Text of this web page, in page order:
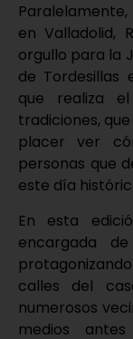
en Valladolid,
orgullo para la
de Tordesillas
que realiza
tradiciones,
placer ver
personas que
este día
En esta
encargada
calles del
numerosos
medios